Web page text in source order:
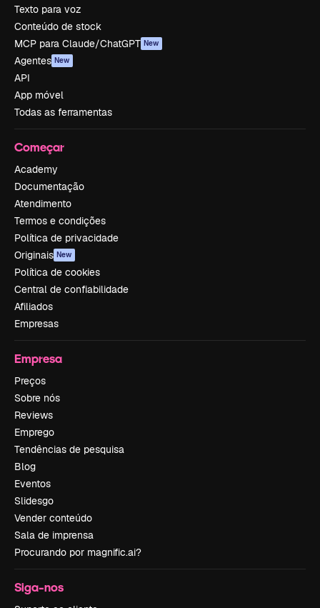
Texto para voz
Conteúdo de stock
MCP para Claude/ChatGPT New
Agentes New
API
App móvel
Todas as ferramentas
Começar
Academy
Documentação
Atendimento
Termos e condições
Política de privacidade
Originais New
Política de cookies
Central de confiabilidade
Afiliados
Empresas
Empresa
Preços
Sobre nós
Reviews
Emprego
Tendências de pesquisa
Blog
Eventos
Slidesgo
Vender conteúdo
Sala de imprensa
Procurando por magnific.ai?
Siga-nos